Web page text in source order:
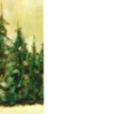
Add to
wishlist